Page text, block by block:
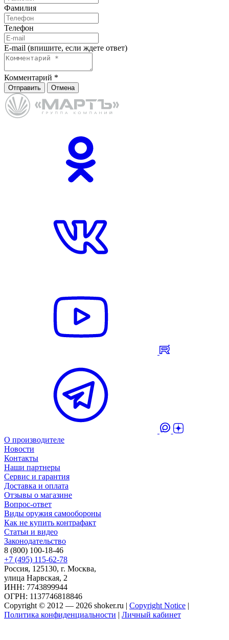
Фамилия
Телефон
E-mail (впишите, если ждете ответ)
Комментарий *
Отправить Отмена
О производителе
Новости
Контакты
Наши партнеры
Сервис и гарантия
Доставка и оплата
Отзывы о магазине
Вопрос-ответ
Виды оружия самообороны
Как не купить контрафакт
Статьи и видео
Законодательство
8 (800) 100-18-46
+7 (495) 115-62-78
Россия, 125130, г. Москва,
улица Нарвская, 2
ИНН: 7743899944
ОГРН: 1137746818846
Copyright © 2012 — 2026 shoker.ru | Copyright Notice |
Политика конфиденциальности | Личный кабинет